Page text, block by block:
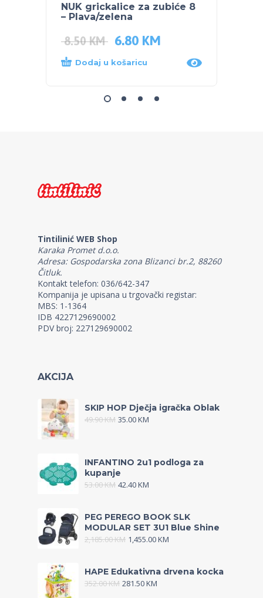
NUK grickalice za zubiće 8
– Plava/zelena
8.50KM 6.80 KM
Dodaj u košaricu
Tintilinić WEB Shop
Karaka Promet d.o.o.
Adresa: Gospodarska zona Blizanci br.2, 88260
Čitluk.
Kontakt telefon: 036/642-347
Kompanija je upisana u trgovački registar:
MBS: 1-1364
IDB 4227129690002
PDV broj: 227129690002
AKCIJA
SKIP HOP Dječja igračka Oblak
49.90KM 35.00KM
INFANTINO 2u1 podloga za
kupanje
53.00KM 42.40KM
PEG PEREGO BOOK SLK
MODULAR SET 3U1 Blue Shine
2,185.00KM 1,455.00KM
HAPE Edukativna drvena kocka
352.00KM 281.50KM